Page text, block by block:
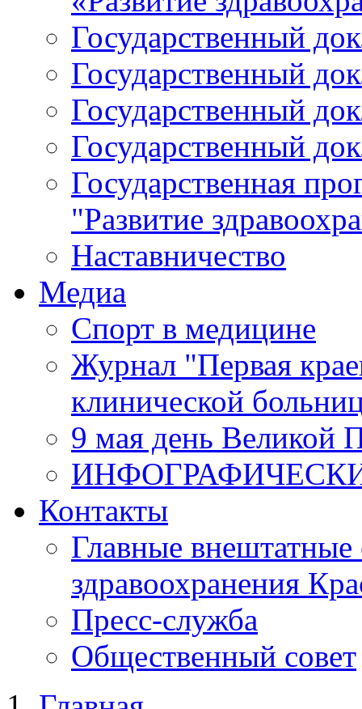
Государственный
Государственный
Государственный
Государственный
Государственная
"Развитие
Наставничество
Медиа
Спорт в медицине
Журнал "Первая
клинической
9 мая день Великой
Контакты
Главные внештатные
здравоохранения
Пресс-служба
Общественный совет